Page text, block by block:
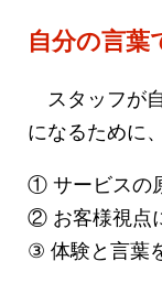
自分の言
スタッフが
になるために
① サービスの
② お客様視点
③ 体験と言葉